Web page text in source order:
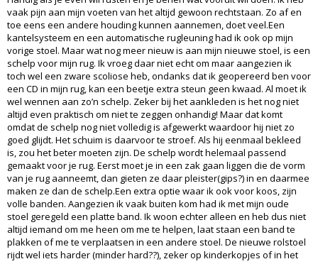
vaak pijn aan mijn voeten van het altijd gewoon rechtstaan. Zo af en
toe eens een andere houding kunnen aannemen, doet veel.Een
kantelsysteem en een automatische rugleuning had ik ook op mijn
vorige stoel. Maar wat nog meer nieuw is aan mijn nieuwe stoel, is een
schelp voor mijn rug. Ik vroeg daar niet echt om maar aangezien ik
toch wel een zware scoliose heb, ondanks dat ik geopereerd ben voor
een CD in mijn rug, kan een beetje extra steun geen kwaad. Al moet ik
wel wennen aan zo’n schelp. Zeker bij het aankleden is het nog niet
altijd even praktisch om niet te zeggen onhandig! Maar dat komt
omdat de schelp nog niet volledig is afgewerkt waardoor hij niet zo
goed glijdt. Het schuim is daarvoor te stroef. Als hij eenmaal bekleed
is, zou het beter moeten zijn. De schelp wordt helemaal passend
gemaakt voor je rug. Eerst moet je in een zak gaan liggen die de vorm
van je rug aanneemt, dan gieten ze daar pleister(gips?) in en daarmee
maken ze dan de schelp.Een extra optie waar ik ook voor koos, zijn
volle banden. Aangezien ik vaak buiten kom had ik met mijn oude
stoel geregeld een platte band. Ik woon echter alleen en heb dus niet
altijd iemand om me heen om me te helpen, laat staan een band te
plakken of me te verplaatsen in een andere stoel. De nieuwe rolstoel
rijdt wel iets harder (minder hard??), zeker op kinderkopjes of in het